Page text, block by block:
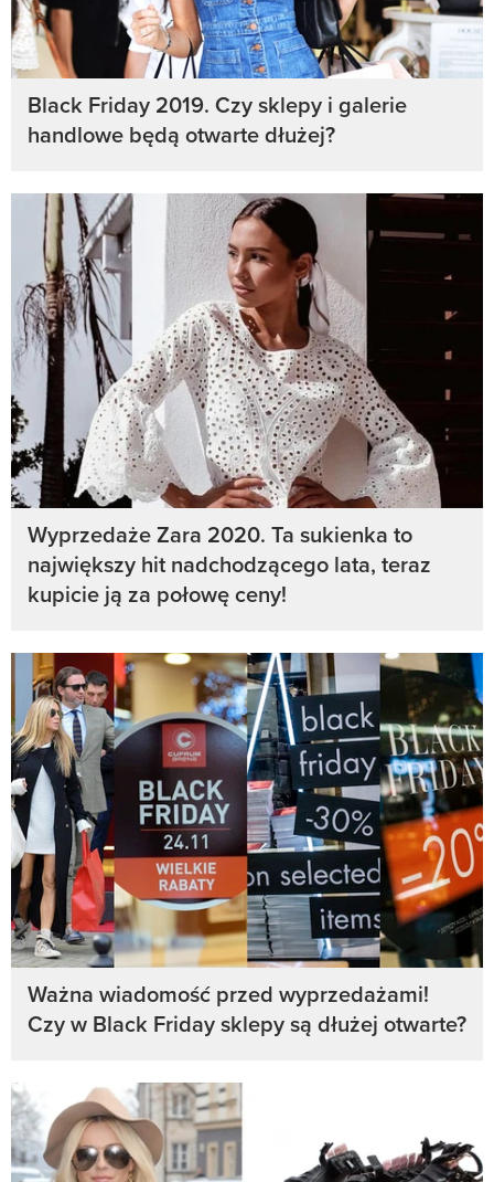
Black Friday 2019. Czy sklepy i galerie
handlowe będą otwarte dłużej?
Wyprzedaże Zara 2020. Ta sukienka to
największy hit nadchodzącego lata, teraz
kupicie ją za połowę ceny!
Ważna wiadomość przed wyprzedażami!
Czy w Black Friday sklepy są dłużej otwarte?